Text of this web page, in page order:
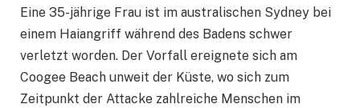
Eine 35-jährige Frau ist im australischen Sydney bei
einem Haiangriff während des Badens schwer
verletzt worden. Der Vorfall ereignete sich am
Coogee Beach unweit der Küste, wo sich zum
Zeitpunkt der Attacke zahlreiche Menschen im